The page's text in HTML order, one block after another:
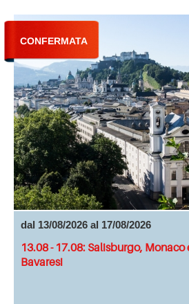
dal 13/08/2026 al 17/08/2026
13.08 - 17.08: Salisburgo, Monaco
Bavaresi
CONFERMATA